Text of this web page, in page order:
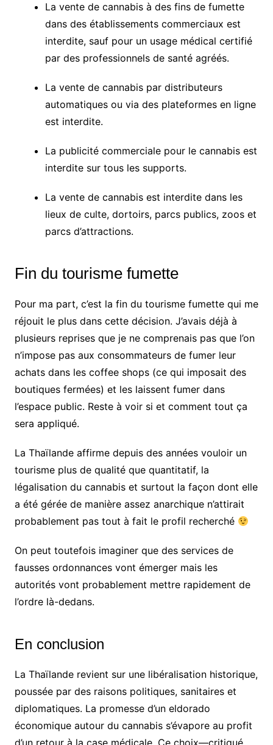
La vente de cannabis à des fins de fumette
dans des établissements commerciaux est
interdite, sauf pour un usage médical certifié
par des professionnels de santé agréés.
La vente de cannabis par distributeurs
automatiques ou via des plateformes en ligne
est interdite.
La publicité commerciale pour le cannabis est
interdite sur tous les supports.
La vente de cannabis est interdite dans les
lieux de culte, dortoirs, parcs publics, zoos et
parcs d’attractions.
Fin du tourisme fumette
Pour ma part, c’est la fin du tourisme fumette qui me
réjouit le plus dans cette décision. J’avais déjà à
plusieurs reprises que je ne comprenais pas que l’on
n’impose pas aux consommateurs de fumer leur
achats dans les coffee shops (ce qui imposait des
boutiques fermées) et les laissent fumer dans
l’espace public. Reste à voir si et comment tout ça
sera appliqué.
La Thaïlande affirme depuis des années vouloir un
tourisme plus de qualité que quantitatif, la
légalisation du cannabis et surtout la façon dont elle
a été gérée de manière assez anarchique n’attirait
probablement pas tout à fait le profil recherché
On peut toutefois imaginer que des services de
fausses ordonnances vont émerger mais les
autorités vont probablement mettre rapidement de
l’ordre là-dedans.
En conclusion
La Thaïlande revient sur une libéralisation historique,
poussée par des raisons politiques, sanitaires et
diplomatiques. La promesse d’un eldorado
économique autour du cannabis s’évapore au profit